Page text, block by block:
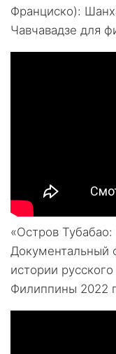
Франциско):
Чавчавадзе для
«Остров
Документальный
истории
Филиппины 2022